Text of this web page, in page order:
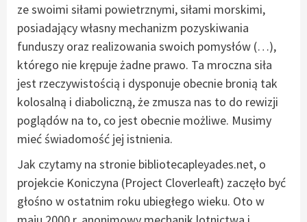
ze swoimi siłami powietrznymi, siłami morskimi,
posiadający własny mechanizm pozyskiwania
funduszy oraz realizowania swoich pomysłów (…),
którego nie krępuje żadne prawo. Ta mroczna siła
jest rzeczywistością i dysponuje obecnie bronią tak
kolosalną i diaboliczną, że zmusza nas to do rewizji
poglądów na to, co jest obecnie możliwe. Musimy
mieć świadomość jej istnienia.
Jak czytamy na stronie bibliotecapleyades.net, o
projekcie Koniczyna (Project Cloverleaft) zaczęło być
głośno w ostatnim roku ubiegłego wieku. Oto w